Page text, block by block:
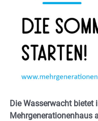
Die Wasserwacht
Mehrgenerationenhaus